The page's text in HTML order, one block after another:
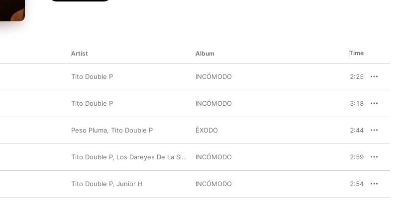
Artist Album Time
Tito Double P INCÓMODO 2:25
Tito Double P INCÓMODO 3:18
Peso Pluma, Tito Double P ÉXODO 2:44
Tito Double P, Los Dareyes De La Sierra INCÓMODO 2:59
Tito Double P, Junior H INCÓMODO 2:54